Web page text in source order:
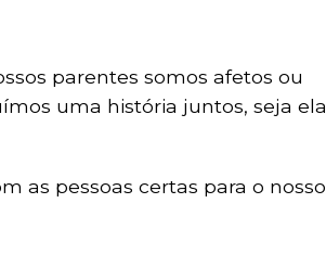
parentes somos afetos ou
uma história juntos, seja ela
as pessoas certas para o nosso